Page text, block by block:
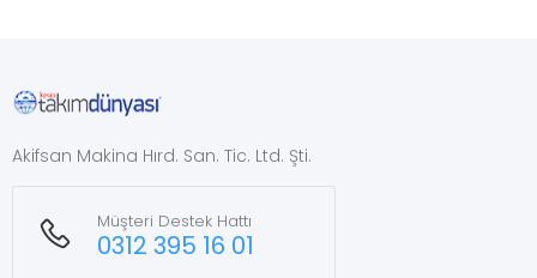
Akifsan Makina Hırd. San. Tic. Ltd. Şti.
Müşteri Destek Hattı
0312 395 16 01